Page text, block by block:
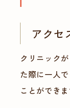
アクセ
クリニック
た際に一人
ことができま